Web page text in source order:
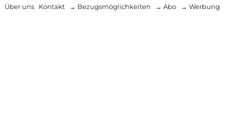
Über uns Kontakt → Bezugsmöglichkeiten → Abo → Werbung